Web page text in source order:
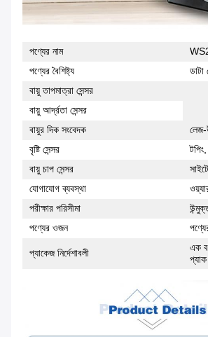
পণ্যের নাম
পণ্যের বৈশিষ্ট্য
বায়ু তাপমাত্রা সেন্সর
বায়ু আর্দ্রতা সেন্সর
বায়ুর দিক সংবেদক
লেজ-
বৃষ্টি সেন্সর
বায়ু চাপ সেন্সর
যোগাযোগ ব্যবস্থা
পরীক্ষার পরিসীমা
পণ্যের ওজন
প্যাকেজ নির্দেশাবলী
এক
প্যাক